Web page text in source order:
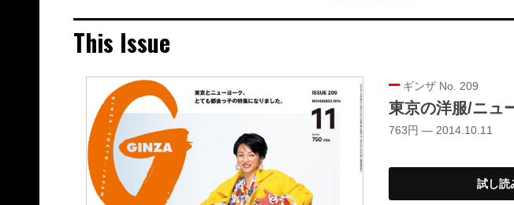
This Issue
ギンザ No. 209
東京の洋服/ニュ
763円 — 2014.10.11
試し読